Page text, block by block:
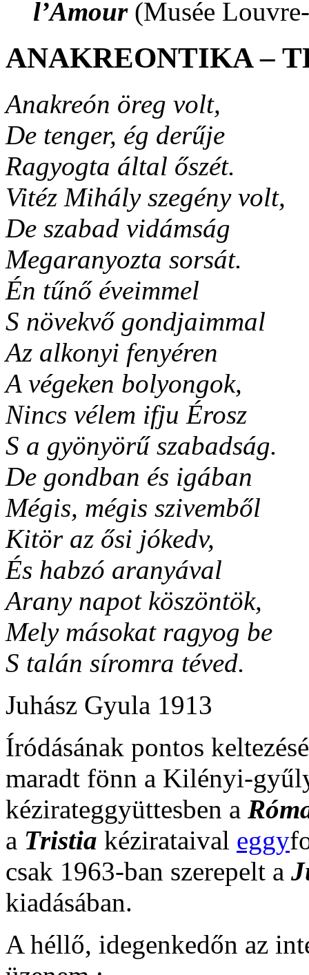
l’Amour(Musée
ANAKREONTIKA –
Anakreón öreg volt,
De tenger, ég derűje
Ragyogta által őszét.
Vitéz Mihály szegény volt,
De szabad vidámság
Megaranyozta sorsát.
Én tűnő éveimmel
S növekvő gondjaimmal
Az alkonyi fenyéren
A végeken bolyongok,
Nincs vélem ifju Érosz
S a gyönyörű szabadság.
De gondban és igában
Mégis, mégis szivemből
Kitör az ősi jókedv,
És habzó aranyával
Arany napot köszöntök,
Mely másokat ragyog be
S talán síromra téved.
Juhász Gyula 1913
Íródásának pontos
maradt fönn a Kilényi-
kézirateggyüttesben a
a Tristia kézirataival eggy
csak 1963-ban szerepelt a
kiadásában.
A héllő, idegenkedőn az